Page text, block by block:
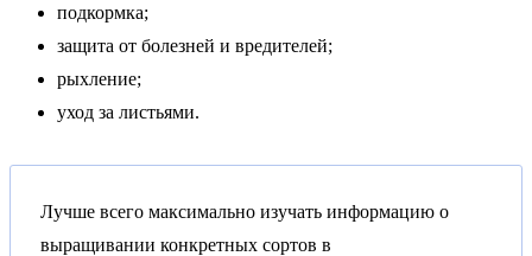
подкормка;
защита от болезней и вредителей;
рыхление;
уход за листьями.
Лучше всего максимально изучать информацию о
выращивании конкретных сортов в